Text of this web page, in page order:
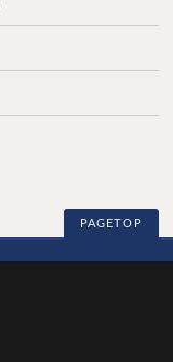
PAGETOP